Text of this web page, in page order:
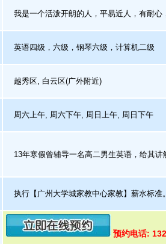
我是一个活泼开朗的人，平易近人，有耐心
英语四级，六级，钢琴六级，计算机二级
越秀区, 白云区(广外附近)
周六上午, 周六下午, 周日上午, 周日下午
13年寒假曾辅导一名高二男生英语，给其
执行【广州大学城家教中心家教】薪水标准
预约电话: